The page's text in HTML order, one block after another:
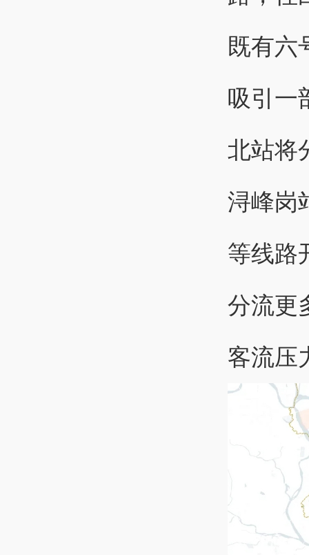
既有六
吸引一
北站将
浔峰岗
等线路
分流更
客流压